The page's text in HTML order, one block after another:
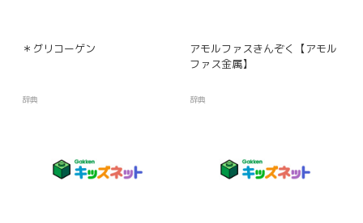
＊グリコーゲン
辞典
アモルファスきんぞく【アモル
ファス金属】
辞典